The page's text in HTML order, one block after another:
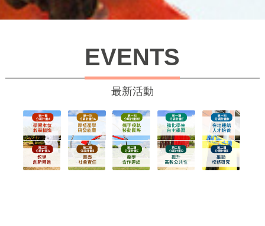
EVENTS
最新活動